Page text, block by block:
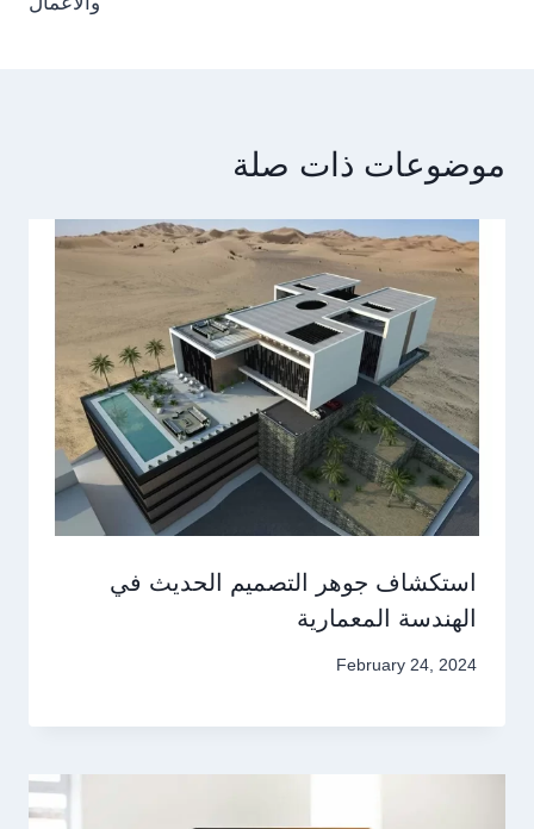
موضوعات ذات صلة
استكشاف جوهر التصميم الحديث في
الهندسة المعمارية
February 24, 2024